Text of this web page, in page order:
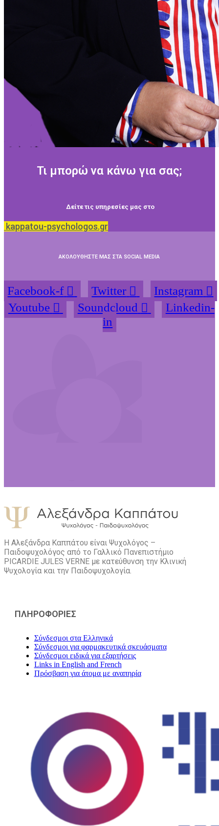
Τι μπορώ να κάνω για σας;
Δείτε τις υπηρεσίες μας στο
kappatou-psychologos.gr
ΑΚΟΛΟΥΘΗΣΤΕ ΜΑΣ ΣΤΑ SOCIAL MEDIA
Facebook-f Twitter
Instagram
Youtube
Soundcloud
Linkedin-
in
Η Αλεξάνδρα Καππάτου είναι Ψυχολόγος –
Παιδοψυχολόγος από το Γαλλικό Πανεπιστήμιο
PICARDIE JULES VERNE με κατεύθυνση την Kλινική
Ψυχολογία και την Παιδοψυχολογία.
ΠΛΗΡΟΦΟΡΙΕΣ
Σύνδεσμοι στα Ελληνικά
Σύνδεσμοι για φαρμακευτικά σκευάσματα
Σύνδεσμοι ειδικά για εξαρτήσεις
Links in English and French
Πρόσβαση για άτομα με αναπηρία